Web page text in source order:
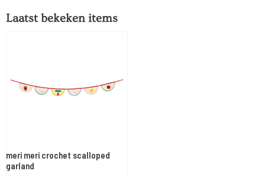
Laatst bekeken items
meri meri crochet scalloped
garland